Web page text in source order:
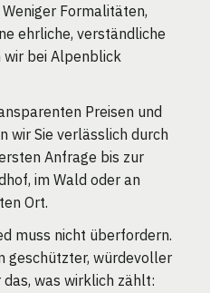
Formalitäten,
ehrliche, verständliche
bei Alpenblick
Preisen und
wir Sie verlässlich durch
Anfrage bis zur
im Wald oder an
Ort.
muss nicht überfordern.
geschützter, würdevoller
was wirklich zählt: